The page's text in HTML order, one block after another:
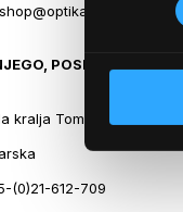
POSLOVNICA 2
kralja Tomislava 14, 21300
(0)21-612-709